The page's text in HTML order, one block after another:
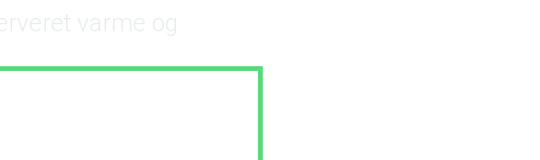
varme og